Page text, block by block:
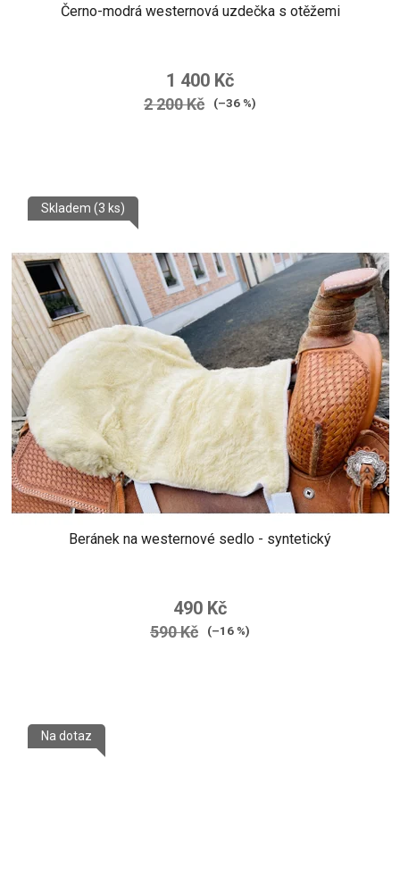
Černo-modrá westernová uzdečka s otěžemi
1 400 Kč
2 200 Kč (–36 %)
Beránek na westernové sedlo - syntetický
Skladem (3 ks)
490 Kč
590 Kč (–16 %)
Na dotaz